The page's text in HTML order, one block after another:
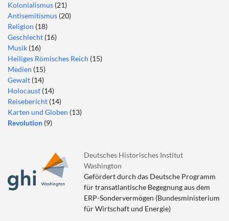
Kolonialismus (21)
Antisemitismus (20)
Religion (18)
Geschlecht (16)
Musik (16)
Heiliges Römisches Reich (15)
Medien (15)
Gewalt (14)
Holocaust (14)
Reisebericht (14)
Karten und Globen (13)
Revolution (9)
Deutsches Historisches Institut
Washington
Gefördert durch das Deutsche Programm
für transatlantische Begegnung aus dem
ERP-Sondervermögen (Bundesministerium
für Wirtschaft und Energie)